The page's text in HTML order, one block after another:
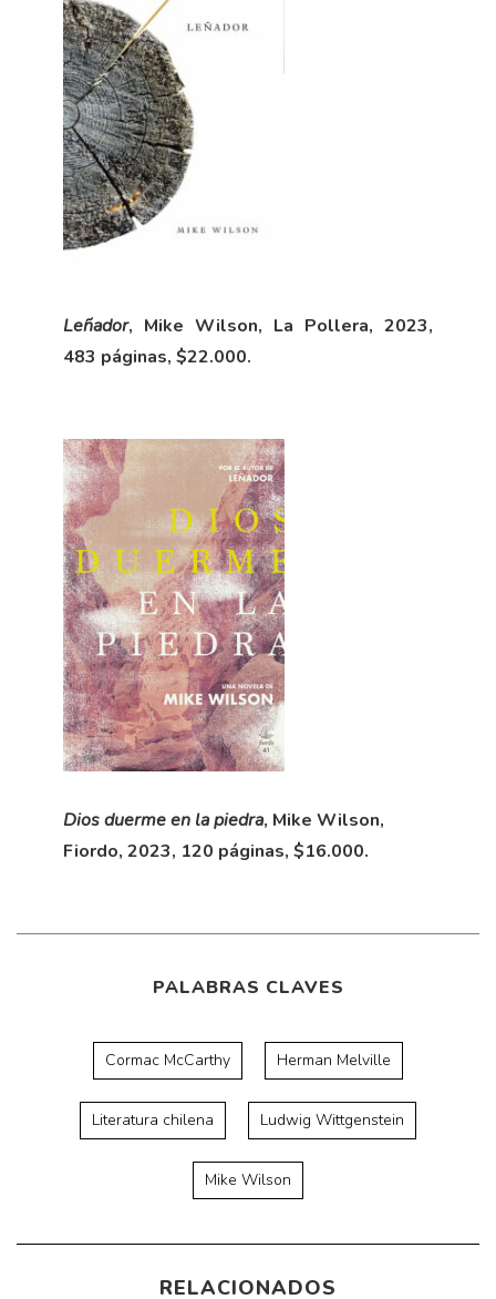
Leñador, Mike Wilson, La Pollera, 2023,
483 páginas, $22.000.
Dios duerme en la piedra, Mike Wilson,
Fiordo, 2023, 120 páginas, $16.000.
PALABRAS CLAVES
Cormac McCarthy Herman Melville
Literatura chilena Ludwig Wittgenstein
Mike Wilson
RELACIONADOS